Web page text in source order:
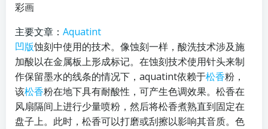
彩画
主要文章： Aquatint
凹版蚀刻中使用的技术。像蚀刻一样，酸洗技术涉及施
加酸以在金属板上形成标记。在蚀刻技术使用针头来制
作保留墨水的线条的情况下，aquatint依赖于松香粉，
该松香粉在地下具有耐酸性，可产生色调效果。松香在
风扇隔间上进行少量喷粉，然后将松香煮熟直到固定在
盘子上。此时，松香可以打磨或刮擦以影响其音质。色